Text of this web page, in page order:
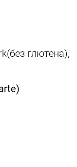
глютена),
)